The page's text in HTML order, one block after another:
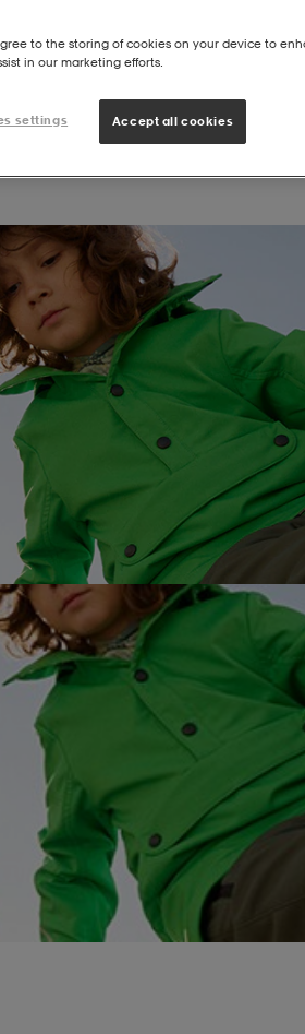
to the storing of cookies on your device to
in our marketing efforts.
settings Accept all cookies